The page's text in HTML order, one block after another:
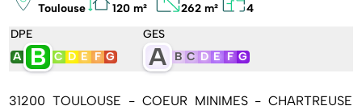
Toulouse
120 m²
262 m²
4
DPE
A
B C D E F G
GES
A B C D E F G
31200 TOULOUSE - COEUR MINIMES - CHARTREUSE